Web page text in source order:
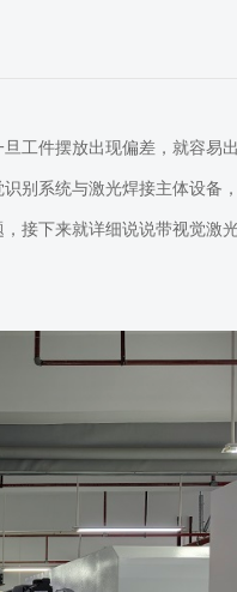
工件摆放出现偏差，就容易
识别系统与激光焊接主体设备
接下来就详细说说带视觉激